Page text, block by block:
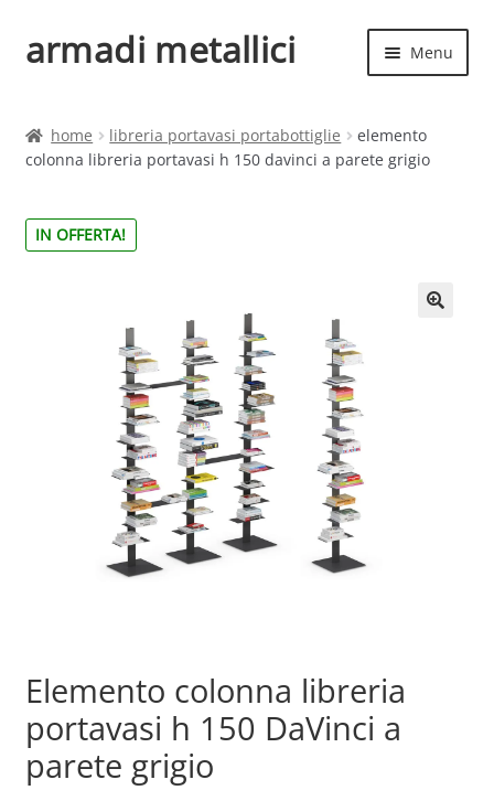
Vai
alla
Vai
al
armadi metallici Menu
Shop
home libreria portavasi portabottiglie
elemento
colonna libreria portavasi h 150 davinci a parete grigio
IN OFFERTA!
Elemento colonna libreria
portavasi h 150 DaVinci a
parete grigio